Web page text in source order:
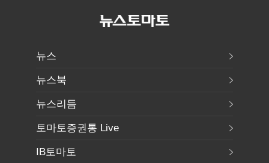
뉴스
뉴스북
뉴스리듬
토마토증권통 Live
IB토마토